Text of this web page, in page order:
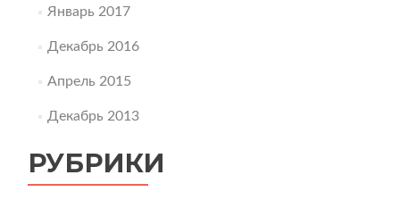
Январь 2017
Декабрь 2016
Апрель 2015
Декабрь 2013
РУБРИКИ